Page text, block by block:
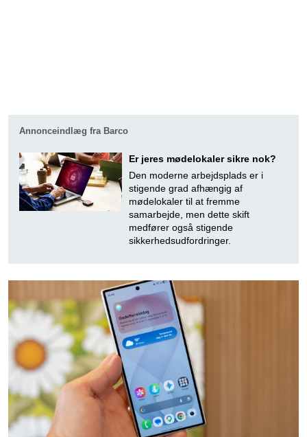
Annonceindlæg fra Barco
Er jeres mødelokaler sikre nok?
Den moderne arbejdsplads er i
stigende grad afhængig af
mødelokaler til at fremme
samarbejde, men dette skift
medfører også stigende
sikkerhedsudfordringer.